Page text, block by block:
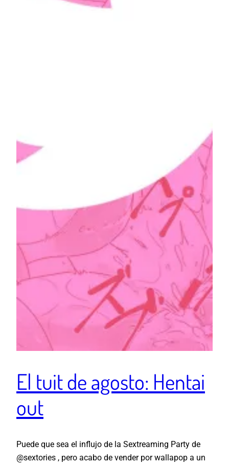
El tuit de agosto: Hentai
out
Puede que sea el influjo de la Sextreaming Party de
@sextories , pero acabo de vender por wallapop a un